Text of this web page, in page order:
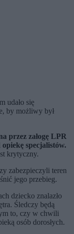
udało się
by możliwy był
przez załogę LPR
specjalistów.
krytyczny.
zabezpieczyli teren
jego przebieg.
dziecko znalazło
Śledczy będą
to, czy w chwili
osób dorosłych.